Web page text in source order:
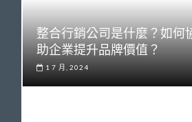
整合行銷公司是什麼？如何
助企業提升品牌價值？
1 7 月, 2024